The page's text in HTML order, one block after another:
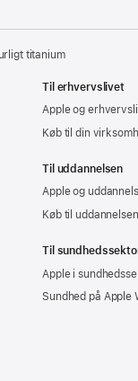
titanium
Til erhvervslivet
Apple og
Køb til din
Til uddannelsen
Apple og
Køb til uddannelsen
Til
Apple i
Sundhed på Apple